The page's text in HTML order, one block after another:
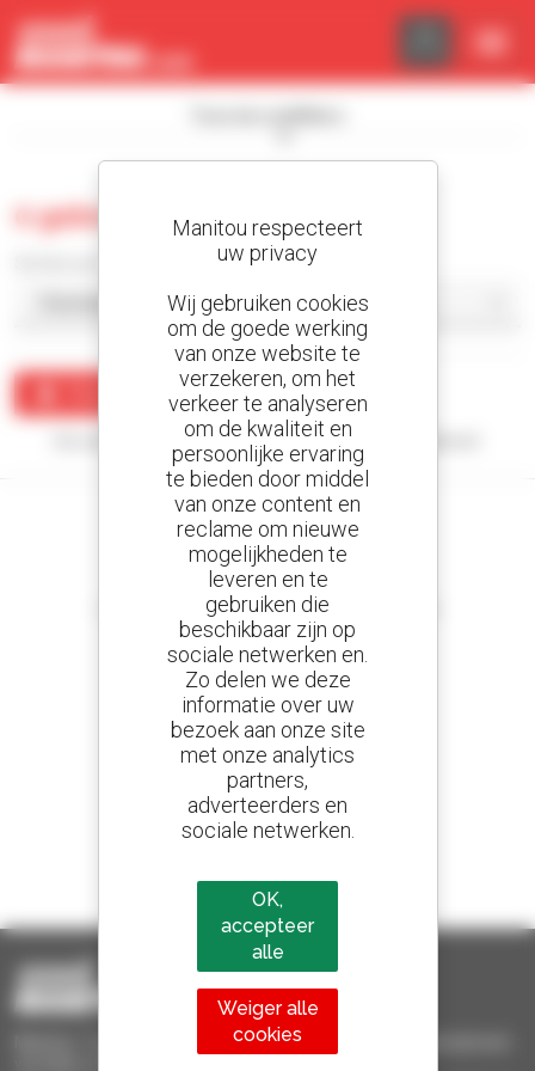
0 gebruikt hoogwerker
Maak een waarschuwing
Uw zoekopdracht heeft geen enkel resultaat opgeleverd.
Stel meldingen in
en ontvang advertenties van tweedehandsmaterieel
800 dealers
Manitou wereldwijd
Verkocht in de wereld is een manitou
Manitou Tweedehands - Tweedehands behandelingsmaterieel :
Cookies beheer paneel
Manitou respecteert
uw privacy
Wij gebruiken cookies
om de goede werking
van onze website te
verzekeren, om het
verkeer te analyseren
om de kwaliteit en
persoonlijke ervaring
te bieden door middel
van onze content en
reclame om nieuwe
mogelijkheden te
leveren en te
gebruiken die
beschikbaar zijn op
sociale netwerken en.
Zo delen we deze
informatie over uw
bezoek aan onze site
met onze analytics
partners,
adverteerders en
sociale netwerken.
OK,
accepteer
alle
Weiger alle
cookies